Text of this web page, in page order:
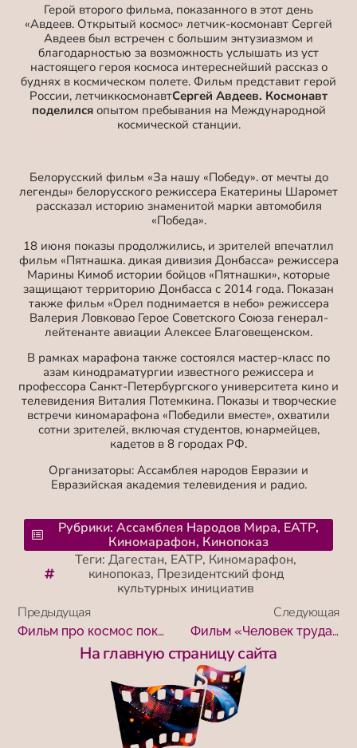
Герой второго фильма, показанного в этот день
«Авдеев. Открытый космос» летчик-космонавт Сергей
Авдеев был встречен с большим энтузиазмом и
благодарностью за возможность услышать из уст
настоящего героя космоса интереснейший рассказ о
буднях в космическом полете. Фильм представит герой
России, летчиккосмонавтСергей Авдеев. Космонавт
поделился опытом пребывания на Международной
космической станции.
Белорусский фильм «За нашу «Победу». от мечты до
легенды» белорусского режиссера Екатерины Шаромет
рассказал историю знаменитой марки автомобиля
«Победа».
18 июня показы продолжились, и зрителей впечатлил
фильм «Пятнашка. дикая дивизия Донбасса» режиссера
Марины Кимоб истории бойцов «Пятнашки», которые
защищают территорию Донбасса с 2014 года. Показан
также фильм «Орел поднимается в небо» режиссера
Валерия Ловковао Герое Советского Союза генерал-
лейтенанте авиации Алексее Благовещенском.
В рамках марафона также состоялся мастер-класс по
азам кинодраматургии известного режиссера и
профессора Санкт-Петербургского университета кино и
телевидения Виталия Потемкина. Показы и творческие
встречи киномарафона «Победили вместе», охватили
сотни зрителей, включая студентов, юнармейцев,
кадетов в 8 городах РФ.
Организаторы: Ассамблея народов Евразии и
Евразийская академия телевидения и радио.
Рубрики: Ассамблея Народов Мира, ЕАТР,
Киномарафон, Кинопоказ
Теги: Дагестан, ЕАТР, Киномарафон,
кинопоказ, Президентский фонд
культурных инициатив
Предыдущая
Фильм про космос показали в клубе ВКС
Следующая
Фильм «Человек труда» показали в Московском долголетии
На главную страницу сайта